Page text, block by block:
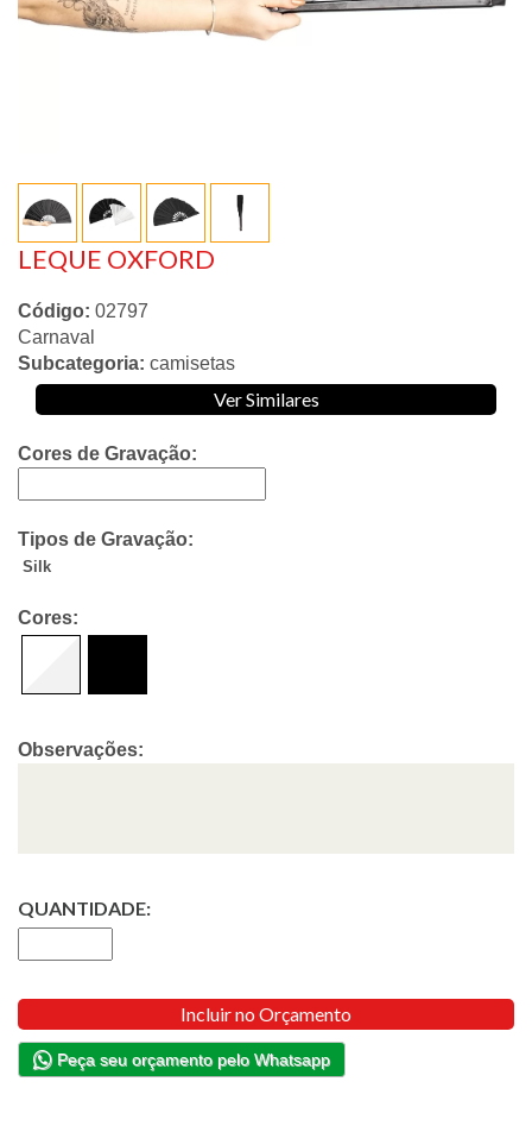
LEQUE OXFORD
Código: 02797
Carnaval
Subcategoria: camisetas
Ver Similares
Cores de Gravação:
Tipos de Gravação:
Silk
Cores:
Observações:
QUANTIDADE:
Incluir no Orçamento
Peça seu orçamento pelo Whatsapp